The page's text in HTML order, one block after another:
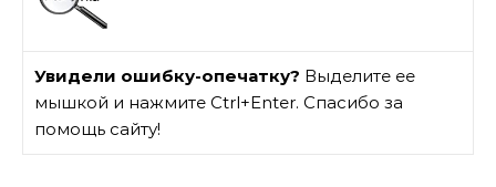
Увидели ошибку-опечатку? Выделите ее
мышкой и нажмите Ctrl+Enter. Спасибо за
помощь сайту!